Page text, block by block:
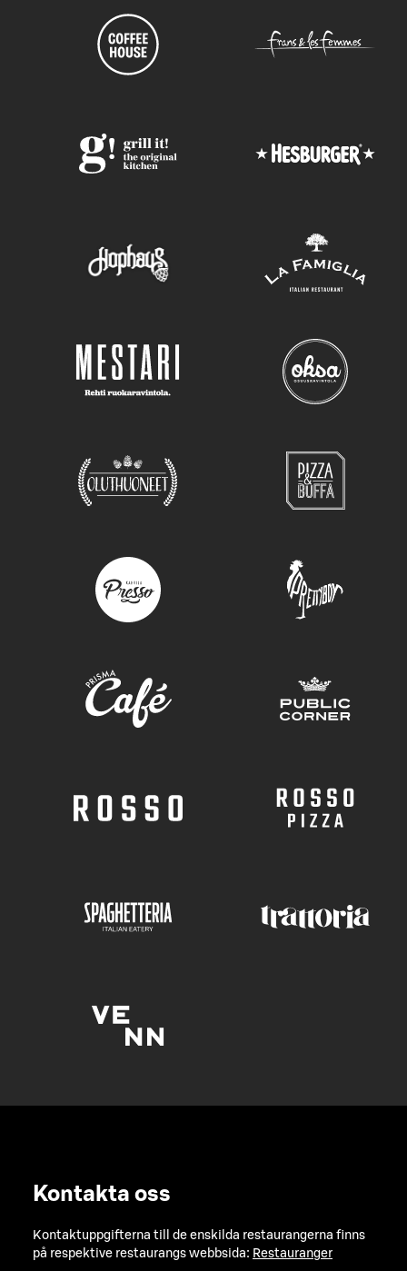
Kontakta oss
Kontaktuppgifterna till de enskilda restaurangerna finns
på respektive restaurangs webbsida: Restauranger